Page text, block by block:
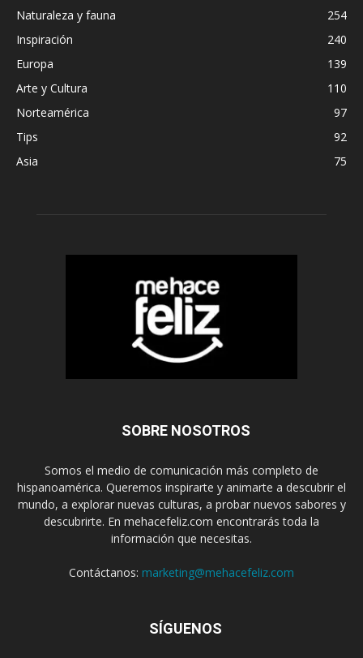
Naturaleza y fauna
254
Inspiración
240
Europa
139
Arte y Cultura
110
Norteamérica
97
Tips
92
Asia
75
SOBRE NOSOTROS
Somos el medio de comunicación más completo de
hispanoamérica. Queremos inspirarte y animarte a descubrir el
mundo, a explorar nuevas culturas, a probar nuevos sabores y
descubrirte. En mehacefeliz.com encontrarás toda la
información que necesitas.
Contáctanos: marketing@mehacefeliz.com
SÍGUENOS